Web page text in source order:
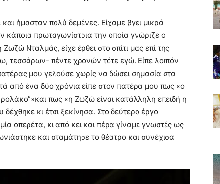
ήμασταν πολύ δεμένες. Είχαμε βγει μικρά
κάποια πρωταγωνίστρια την οποία γνώριζε ο
Νταλμάς, είχε έρθει στο σπίτι μας επί της
τεσσάρων- πέντε χρονών τότε εγώ. Είπε λοιπόν
μου γελούσε χωρίς να δώσει σημασία στα
από ένα δύο χρόνια είπε στον πατέρα μου πως «ο
πως «η Ζωζώ είναι κατάλληλη επειδή η
κι έτσι ξεκίνησα. Στο δεύτερο έργο
οπερέτα, κι από κει και πέρα γίναμε γνωστές ως
και σταμάτησε το θέατρο και συνέχισα